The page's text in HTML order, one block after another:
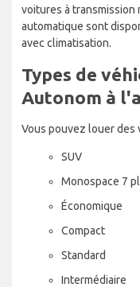
voitures à transmission
automatique sont
avec climatisation.
Types de
Autonom à
Vous pouvez louer des
SUV
Monospace 7
Économique
Compact
Standard
Intermédiaire